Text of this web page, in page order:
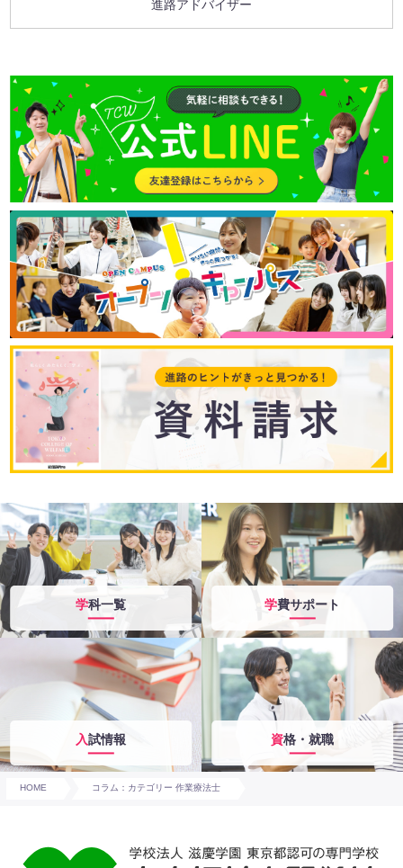
進路アドバイザー
学科一覧 学費サポート
入試情報 資格・就職
HOME コラム：カテゴリー 作業療法士